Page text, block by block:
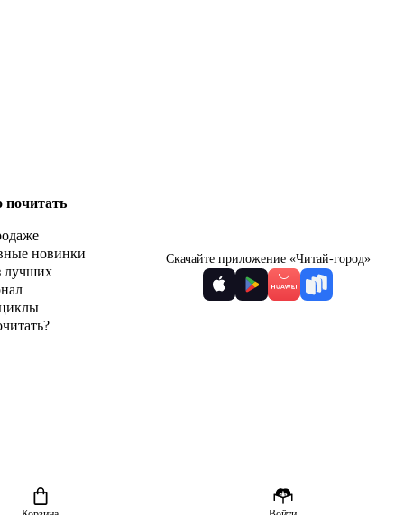
почитать
новинки
лучших
Скачайте приложение «Читай-город»